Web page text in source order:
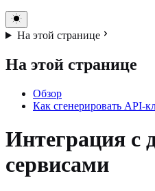
На этой странице
На этой странице
Обзор
Как сгенерировать API-
Интеграция с
сервисами